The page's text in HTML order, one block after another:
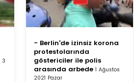
3
- Berlin'de izinsiz korona
protestolarında
göstericiler ile polis
arasında arbede 1 Ağustos
2021 Pazar